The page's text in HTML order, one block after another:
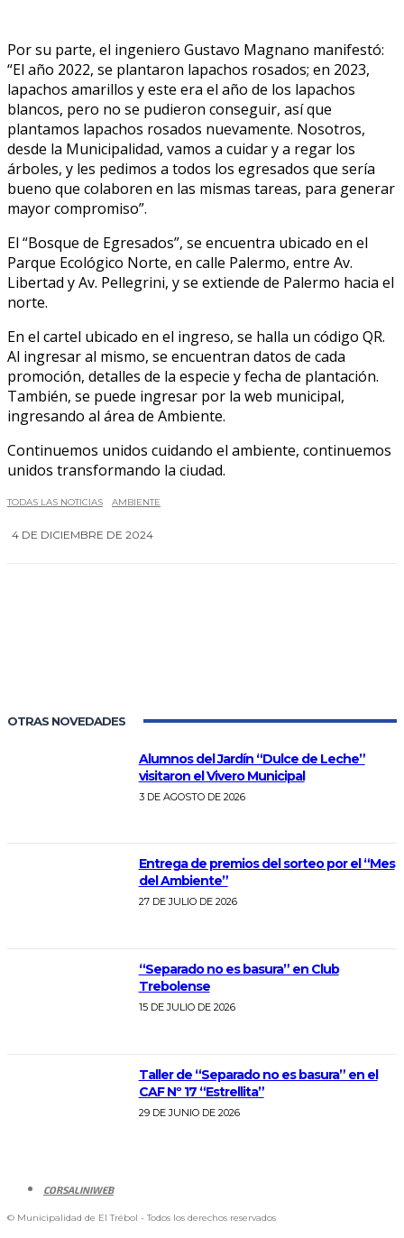
Por su parte, el ingeniero Gustavo Magnano manifestó:
“El año 2022, se plantaron lapachos rosados; en 2023,
lapachos amarillos y este era el año de los lapachos
blancos, pero no se pudieron conseguir, así que
plantamos lapachos rosados nuevamente. Nosotros,
desde la Municipalidad, vamos a cuidar y a regar los
árboles, y les pedimos a todos los egresados que sería
bueno que colaboren en las mismas tareas, para generar
mayor compromiso”.
El “Bosque de Egresados”, se encuentra ubicado en el
Parque Ecológico Norte, en calle Palermo, entre Av.
Libertad y Av. Pellegrini, y se extiende de Palermo hacia el
norte.
En el cartel ubicado en el ingreso, se halla un código QR.
Al ingresar al mismo, se encuentran datos de cada
promoción, detalles de la especie y fecha de plantación.
También, se puede ingresar por la web municipal,
ingresando al área de Ambiente.
Continuemos unidos cuidando el ambiente, continuemos
unidos transformando la ciudad.
TODAS LAS NOTICIAS AMBIENTE
4 DE DICIEMBRE DE 2024
OTRAS NOVEDADES
Alumnos del Jardín “Dulce de Leche”
visitaron el Vivero Municipal
3 DE AGOSTO DE 2026
Entrega de premios del sorteo por el “Mes
del Ambiente”
27 DE JULIO DE 2026
“Separado no es basura” en Club
Trebolense
15 DE JULIO DE 2026
Taller de “Separado no es basura” en el
CAF Nº 17 “Estrellita”
29 DE JUNIO DE 2026
CORSALINIWEB
© Municipalidad de El Trébol - Todos los derechos reservados